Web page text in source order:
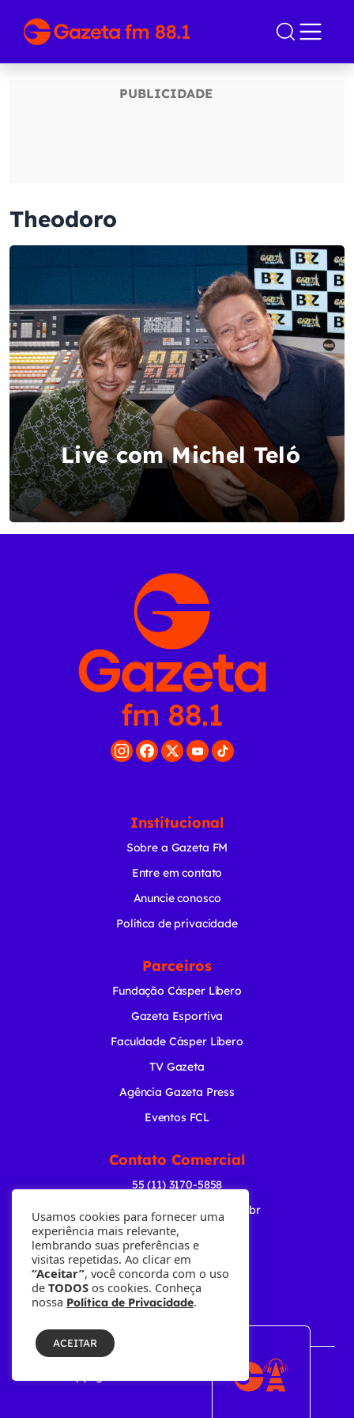
Theodoro
Live com Michel Teló
Institucional
Sobre a Gazeta FM
Entre em contato
Anuncie conosco
Política de privacidade
Parceiros
Fundação Cásper Líbero
Gazeta Esportiva
Faculdade Cásper Líbero
TV Gazeta
Agência Gazeta Press
Eventos FCL
Contato Comercial
55 (11) 3170-5858
comercial@radiogazeta.com.br
Baixe nosso APP
© Copyright 2001-2026 • Fundação Cásper Líbero.
Usamos cookies para fornecer uma
experiência mais relevante,
lembrando suas preferências e
visitas repetidas. Ao clicar em
“Aceitar”, você concorda com o uso
de TODOS os cookies. Conheça
nossa Política de Privacidade.
ACEITAR